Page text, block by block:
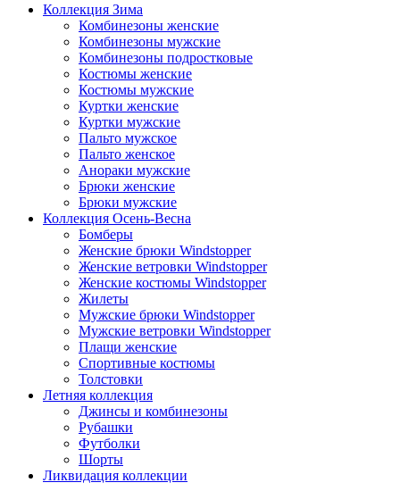
Коллекция Зима
Комбинезоны женские
Комбинезоны мужские
Комбинезоны подростковые
Костюмы женские
Костюмы мужские
Куртки женские
Куртки мужские
Пальто мужское
Пальто женское
Анораки мужские
Брюки женские
Брюки мужские
Коллекция Осень-Весна
Бомберы
Женские брюки Windstopper
Женские ветровки Windstopper
Женские костюмы Windstopper
Жилеты
Мужские брюки Windstopper
Мужские ветровки Windstopper
Плащи женские
Спортивные костюмы
Толстовки
Летняя коллекция
Джинсы и комбинезоны
Рубашки
Футболки
Шорты
Ликвидация коллекции